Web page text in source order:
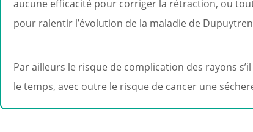
aucune efficacité pour corriger la rétraction, ou
pour ralentir l’évolution de la maladie de
Par ailleurs le risque de complication des rayons
le temps, avec outre le risque de cancer une